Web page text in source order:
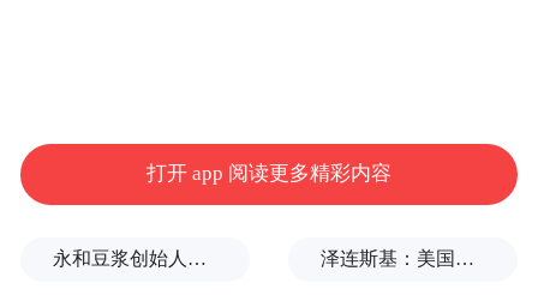
择。丰城投入3.21亿元，新建及改造供水、
雨污管网数百公里。如今，“告别储水桶”成
为市民最实在的安心。
打开 app 阅读更多精彩内容
永和豆浆创始人林炳生逝世，享年70岁 泽连斯基：美国将每月向乌克兰提供“爱国者”拦截导弹